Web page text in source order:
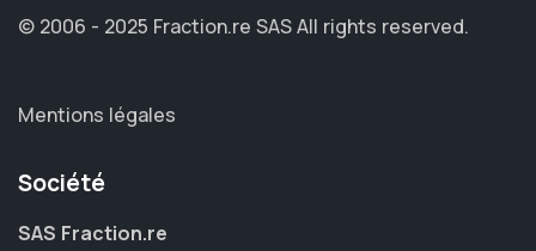
© 2006 - 2025 Fraction.re SASAll rights reserved.
Mentions légales
Société
SAS Fraction.re